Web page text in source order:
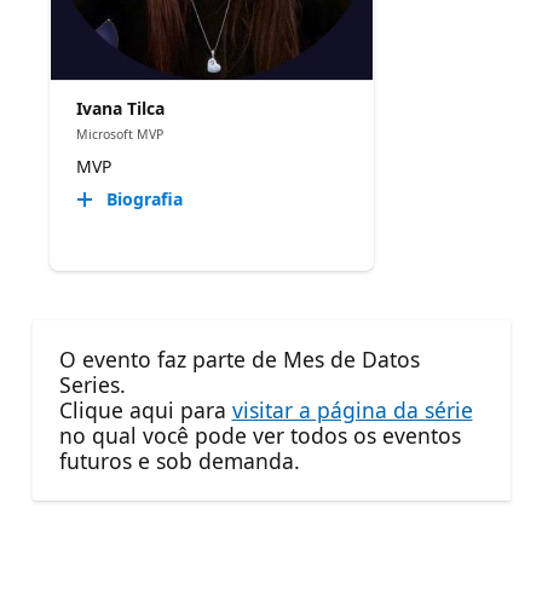
Ivana Tilca
Microsoft MVP
MVP
Biografia
O evento faz parte de Mes de Datos
Series.
Clique aqui para visitar a página da série
no qual você pode ver todos os eventos
futuros e sob demanda.